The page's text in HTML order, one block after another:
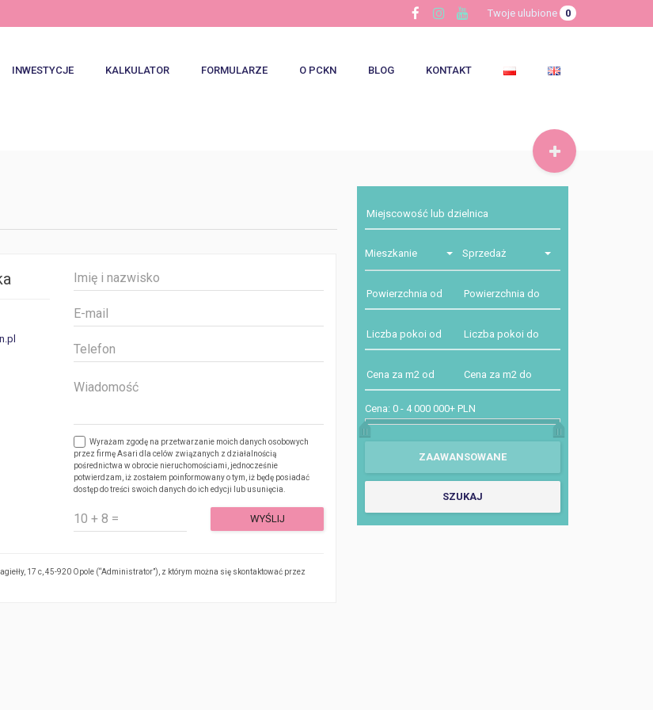
Twoje ulubione 0
INWESTYCJE KALKULATOR FORMULARZE O PCKN BLOG KONTAKT
Wyrażam zgodę na przetwarzanie moich danych osobowych
przez firmę Asari dla celów związanych z działalnością
pośrednictwa w obrocie nieruchomościami, jednocześnie
potwierdzam, iż zostałem poinformowany o tym, iż będę posiadać
dostęp do treści swoich danych do ich edycji lub usunięcia.
WYŚLIJ
17 c, 45-920 Opole (“Administrator”), z którym można się skontaktować przez
Mieszkanie Sprzedaż
Cena: 0- 4 000 000+ PLN